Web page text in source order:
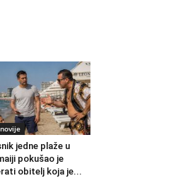
jedne plaže u
pokušao je
obitelj koja je...